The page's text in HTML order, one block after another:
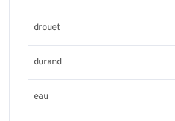
drouet
durand
eau